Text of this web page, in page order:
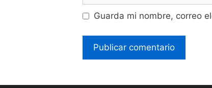
Guarda mi nombre, correo